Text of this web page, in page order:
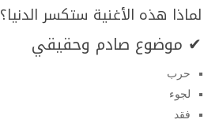
لماذا هذه الأغنية ستكسر الدنيا؟
✔ موضوع صادم وحقيقي
حرب
لجوء
فقد